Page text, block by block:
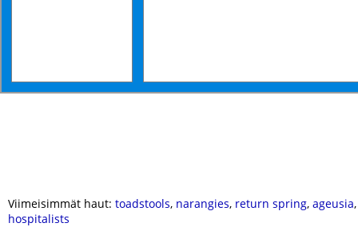
Viimeisimmät haut: toadstools, narangies, return spring, ageusia
hospitalists